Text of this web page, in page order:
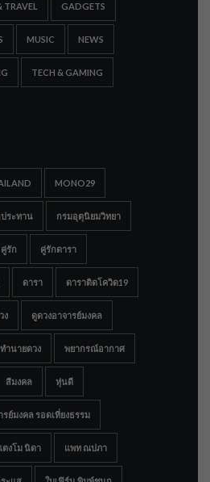
TRAVEL GADGETS
MUSIC NEWS
TECH & GAMING
MONO29
ระทาน กรมอุตุนิยมวิทยา
คู่รัก คู่รักดารา
ดารา ดาราติดโควิด19
ง ดูดวงอาจารย์มงคล
ทำนายดวง พยากรณ์อากาศ
สีมงคล หุ่นดี
รย์มงคล รอดเที่ยงธรรม
ตงโม นิดา แพท ณปภา